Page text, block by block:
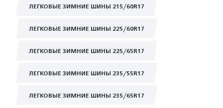
ЛЕГКОВЫЕ ЗИМНИЕ ШИНЫ 215/60R17
ЛЕГКОВЫЕ ЗИМНИЕ ШИНЫ 225/60R17
ЛЕГКОВЫЕ ЗИМНИЕ ШИНЫ 225/65R17
ЛЕГКОВЫЕ ЗИМНИЕ ШИНЫ 235/55R17
ЛЕГКОВЫЕ ЗИМНИЕ ШИНЫ 235/65R17